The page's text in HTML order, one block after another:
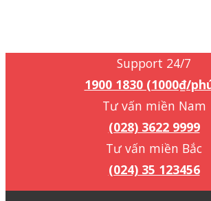
Support 24/7
1900 1830 (1000₫/
Tư vấn miền Nam
(028) 3622 9999
Tư vấn miền Bắc
(024) 35 123456